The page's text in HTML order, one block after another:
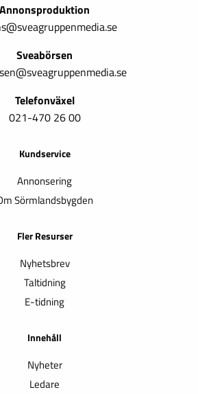
Annonsproduktion
Sveabörsen
Telefonväxel
021-470 26 00
Kundservice
Annonsering
Sörmlandsbygden
Fler Resurser
Nyhetsbrev
Taltidning
E-tidning
Innehåll
Nyheter
Ledare